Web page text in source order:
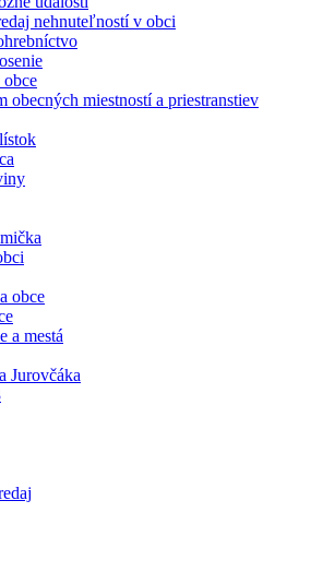
nehnuteľností v obci
obecných miestností a priestranstiev
obce
a mestá
Jurovčáka